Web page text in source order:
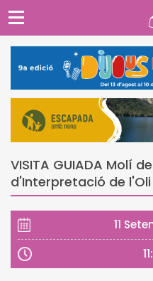
VISITA GUIADA Molí
d'Interpretació de l'Oli
11